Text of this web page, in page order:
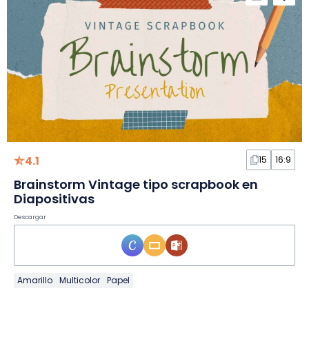
4.1 15 16:9
Brainstorm Vintage tipo scrapbook en
Diapositivas
Descargar
Amarillo Multicolor Papel